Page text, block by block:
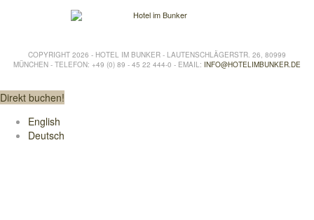
COPYRIGHT 2026 - HOTEL IM BUNKER - LAUTENSCHLÄGERSTR. 26, 80999
MÜNCHEN - TELEFON: +49 (0) 89 - 45 22 444-0 - EMAIL: INFO@HOTELIMBUNKER.DE
Direkt buchen!
English
Deutsch